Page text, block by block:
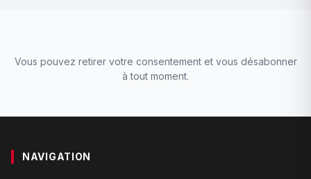
Vous pouvez retirer votre consentement et vous désabonner
à tout moment.
NAVIGATION